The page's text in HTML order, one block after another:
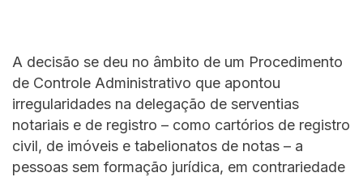
A decisão se deu no âmbito de um Procedimento
de Controle Administrativo que apontou
irregularidades na delegação de serventias
notariais e de registro – como cartórios de registro
civil, de imóveis e tabelionatos de notas – a
pessoas sem formação jurídica, em contrariedade